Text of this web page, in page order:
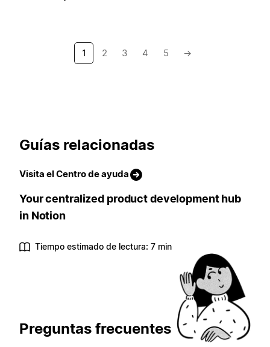
1 2 3 4 5 →
Guías relacionadas
Visita el Centro de ayuda
Your centralized product development hub
in Notion
Tiempo estimado de lectura: 7 min
Preguntas frecuentes